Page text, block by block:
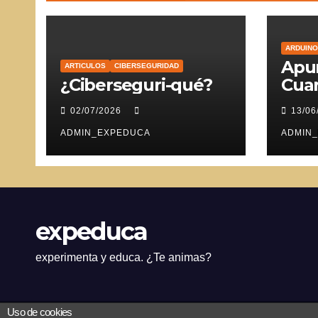
ARTICULOS CIBERSEGURIDAD
¿Ciberseguri-qué?
02/07/2026
ADMIN_EXPEDUCA
ARDUINO
13/
expeduca
experimenta y educa. ¿Te animas?
Uso de cookies